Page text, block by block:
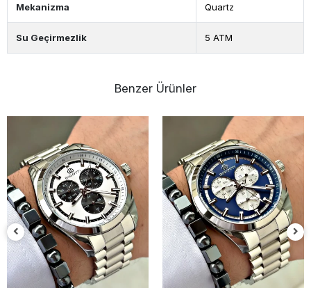
Mekanizma Quartz
Su Geçirmezlik 5 ATM
Benzer Ürünler